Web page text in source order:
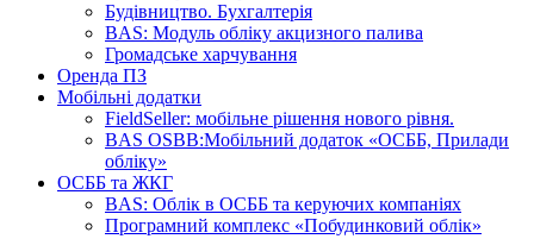
Будівництво. Бухгалтерія
BAS: Модуль обліку акцизного палива
Громадське харчування
Оренда ПЗ
Мобільні додатки
FieldSeller: мобільне рішення нового рівня.
BAS OSBB:Мобільний додаток «ОСББ, Прилади
обліку»
ОСББ та ЖКГ
BAS: Облік в ОСББ та керуючих компаніях
Програмний комплекс «Побудинковий облік»